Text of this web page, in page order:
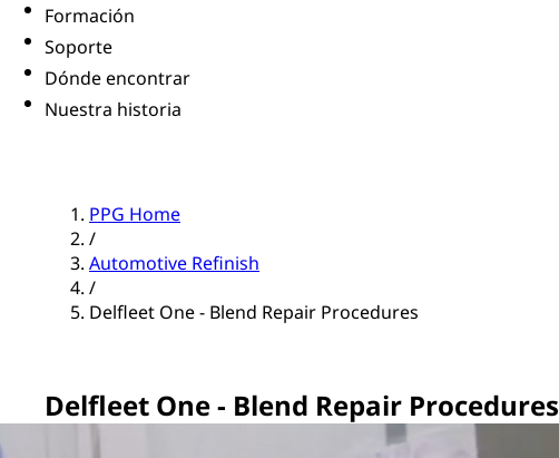
Formación
Soporte
Dónde encontrar
Nuestra historia
PPG Home
/
Automotive Refinish
/
Delfleet One - Blend Repair Procedures
Delfleet One - Blend Repair Procedures